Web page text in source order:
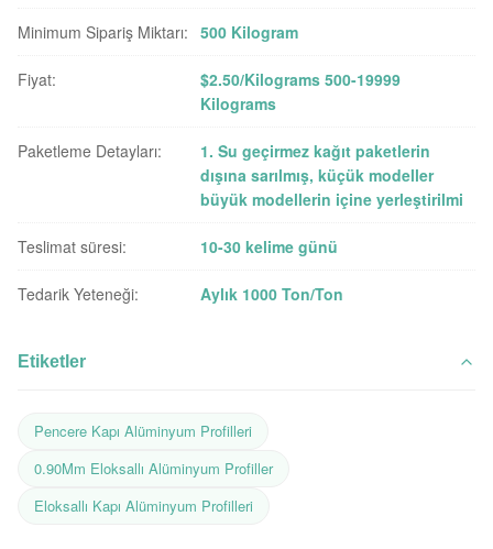
Minimum Sipariş Miktarı: 500 Kilogram
Fiyat:
$2.50/Kilograms 500-19999
Kilograms
Paketleme Detayları:
1. Su geçirmez kağıt paketlerin
dışına sarılmış, küçük modeller
büyük modellerin içine yerleştirilmi
Teslimat süresi: 10-30 kelime günü
Tedarik Yeteneği: Aylık 1000 Ton/Ton
Etiketler
Pencere Kapı Alüminyum Profilleri
0.90Mm Eloksallı Alüminyum Profiller
Eloksallı Kapı Alüminyum Profilleri